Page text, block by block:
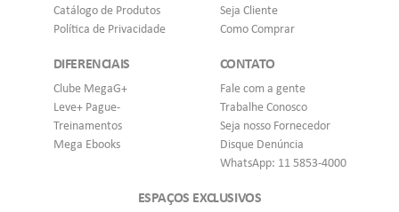
Catálogo de Produtos
Política de Privacidade
Seja Cliente
Como Comprar
DIFERENCIAIS
Clube MegaG+
Leve+ Pague-
Treinamentos
Mega Ebooks
CONTATO
Fale com a gente
Trabalhe Conosco
Seja nosso Fornecedor
Disque Denúncia
WhatsApp: 11 5853-4000
ESPAÇOS EXCLUSIVOS